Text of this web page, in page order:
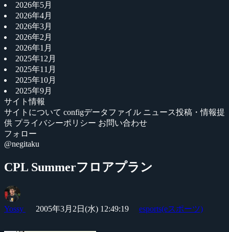
2026年5月
2026年4月
2026年3月
2026年2月
2026年1月
2025年12月
2025年11月
2025年10月
2025年9月
サイト情報
サイトについて configデータファイル ニュース投稿・情報提
供 プライバシーポリシー お問い合わせ
フォロー
@negitaku
CPL Summerフロアプラン
Yossy 2005年3月2日(水) 12:49:19 esports(eスポーツ)